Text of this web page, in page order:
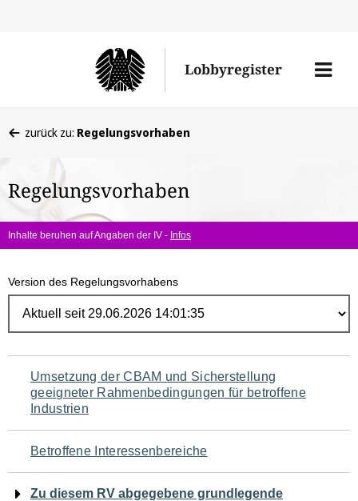
Lobbyregister
Menü
befinden
hier:
zurück zu: Regelungsvorhaben
Regelungsvorhaben
Inhalte beruhen auf Angaben der IV - Infos
Version des Regelungsvorhabens
Navigation
für
den
Seiteninhalt
Umsetzung der CBAM und Sicherstellung
geeigneter Rahmenbedingungen für betroffene
Industrien
Betroffene Interessenbereiche
Zu diesem RV abgegebene grundlegende